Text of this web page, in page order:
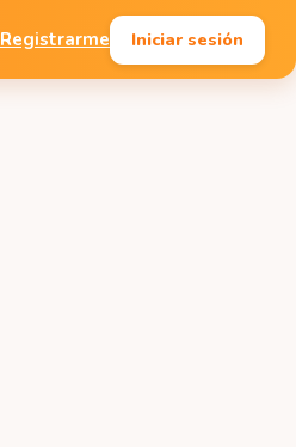
Registrarme Iniciar sesión